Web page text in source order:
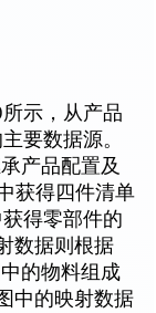
示，从产品
要数据源。
承产品配置及
获得四件清单
获得零部件的
数据则根据
中的物料组成
中的映射数据